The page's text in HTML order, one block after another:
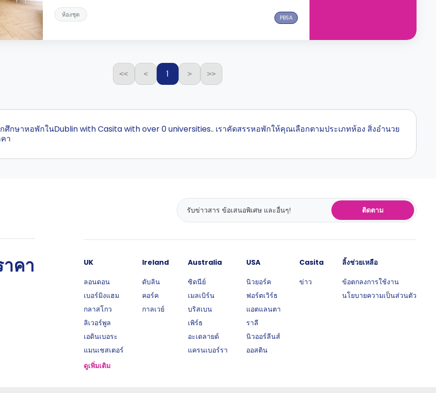
ห้องชุด PBSA
<< < 1 > >>
ศึกษาหอพักในDublin with Casita with over 0 universities.. เราคัดสรรหอพักให้คุณเลือกตามประเภทห้อง สิ่งอำนวย
า
ติดตาม
คา
UK
ลอนดอน
เบอร์มิงแฮม
กลาสโกว
ลิเวอร์พูล
เอดินเบอระ
แมนเชสเตอร์
ดูเพิ่มเติม
Ireland
ดับลิน
คอร์ค
กาลเวย์
Australia
ซิดนีย์
เมลเบิร์น
บริสเบน
เพิร์ธ
อะเดลายด์
แครนเบอร์รา
USA
นิวยอร์ค
ฟอร์ตเวิร์ธ
แอตแลนตา
ราลี
นิวออร์ลีนส์
ออสติน
Casita
ข่าว
ลิ้งช่วยเหลือ
ข้อตกลงการใช้งาน
นโยบายความเป็นส่วนตัว